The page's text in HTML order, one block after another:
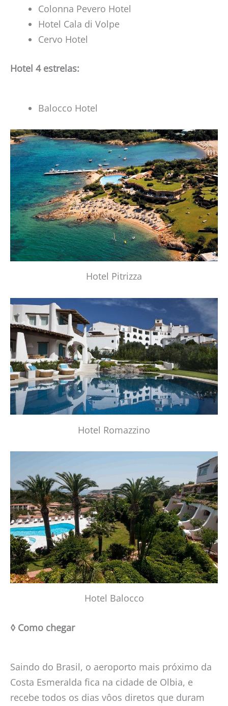
Colonna Pevero Hotel
Hotel Cala di Volpe
Cervo Hotel
Hotel 4 estrelas:
Balocco Hotel
Hotel Pitrizza
Hotel Romazzino
Hotel Balocco
◊ Como chegar
Saindo do Brasil, o aeroporto mais próximo da
Costa Esmeralda fica na cidade de Olbia, e
recebe todos os dias vôos diretos que duram